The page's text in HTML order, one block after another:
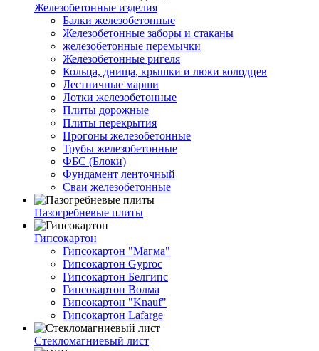
Железобетонные изделия
Балки железобетонные
Железобетонные заборы и стаканы
железобетонные перемычки
Железобетонные ригеля
Кольца, днища, крышки и люки колодцев
Лестничные марши
Лотки железобетонные
Плиты дорожные
Плиты перекрытия
Прогоны железобетонные
Трубы железобетонные
ФБС (Блоки)
Фундамент ленточный
Сваи железобетонные
Пазогребневые плиты
Гипсокартон
Гипсокартон "Магма"
Гипсокартон Gyproc
Гипсокартон Белгипс
Гипсокартон Волма
Гипсокартон "Knauf"
Гипсокартон Lafarge
Стекломагниевый лист